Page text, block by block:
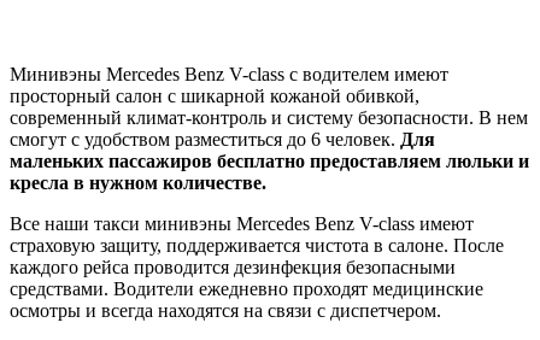
Минивэны Mercedes Benz V-class с водителем имеют
просторный салон с шикарной кожаной обивкой,
современный климат-контроль и систему безопасности. В нем
смогут с удобством разместиться до 6 человек. Для
маленьких пассажиров бесплатно предоставляем люльки и
кресла в нужном количестве.
Все наши такси минивэны Mercedes Benz V-class имеют
страховую защиту, поддерживается чистота в салоне. После
каждого рейса проводится дезинфекция безопасными
средствами. Водители ежедневно проходят медицинские
осмотры и всегда находятся на связи с диспетчером.